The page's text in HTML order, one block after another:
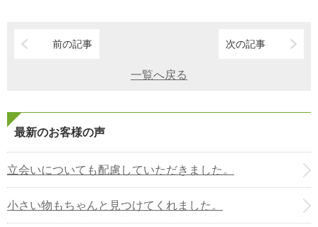
前の記事 次の記事
一覧へ戻る
最新のお客様の声
立会いについても配慮していただきました。
小さい物もちゃんと見つけてくれました。